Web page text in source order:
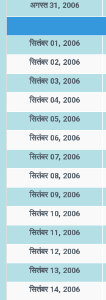
अगस्त 31, 2006
सितंबर 01, 2006
सितंबर 02, 2006
सितंबर 03, 2006
सितंबर 04, 2006
सितंबर 05, 2006
सितंबर 06, 2006
सितंबर 07, 2006
सितंबर 08, 2006
सितंबर 09, 2006
सितंबर 10, 2006
सितंबर 11, 2006
सितंबर 12, 2006
सितंबर 13, 2006
सितंबर 14, 2006